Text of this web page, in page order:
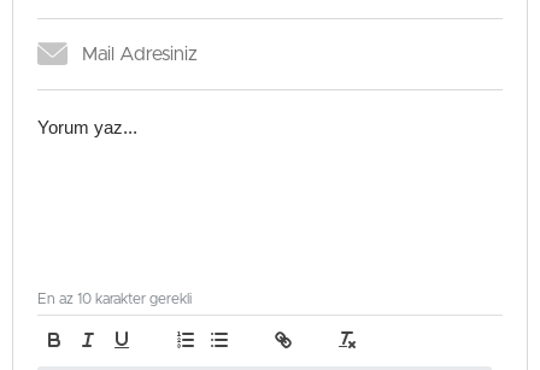
En az 10 karakter gerekli